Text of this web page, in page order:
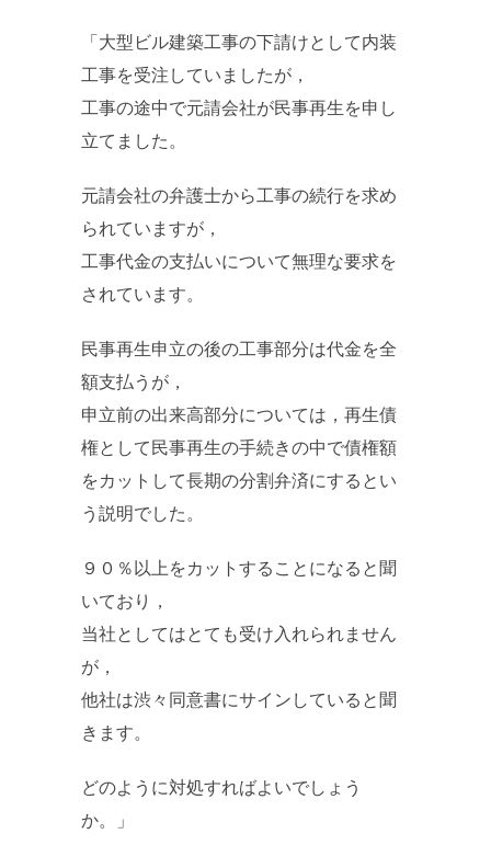
「大型ビル建築工事の下請けとして内装
工事を受注していましたが，
工事の途中で元請会社が民事再生を申し
立てました。
元請会社の弁護士から工事の続行を求め
られていますが，
工事代金の支払いについて無理な要求を
されています。
民事再生申立の後の工事部分は代金を全
額支払うが，
申立前の出来高部分については，再生債
権として民事再生の手続きの中で債権額
をカットして長期の分割弁済にするとい
う説明でした。
９０％以上をカットすることになると聞
いており，
当社としてはとても受け入れられません
が，
他社は渋々同意書にサインしていると聞
きます。
どのように対処すればよいでしょう
か。」